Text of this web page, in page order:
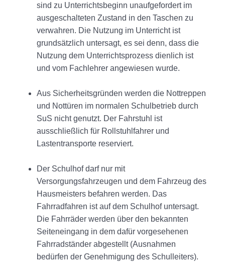
sind zu Unterrichtsbeginn unaufgefordert im
ausgeschalteten Zustand in den Taschen zu
verwahren. Die Nutzung im Unterricht ist
grundsätzlich untersagt, es sei denn, dass die
Nutzung dem Unterrichtsprozess dienlich ist
und vom Fachlehrer angewiesen wurde.
Aus Sicherheitsgründen werden die Nottreppen
und Nottüren im normalen Schulbetrieb durch
SuS nicht genutzt. Der Fahrstuhl ist
ausschließlich für Rollstuhlfahrer und
Lastentransporte reserviert.
Der Schulhof darf nur mit
Versorgungsfahrzeugen und dem Fahrzeug des
Hausmeisters befahren werden. Das
Fahrradfahren ist auf dem Schulhof untersagt.
Die Fahrräder werden über den bekannten
Seiteneingang in dem dafür vorgesehenen
Fahrradständer abgestellt (Ausnahmen
bedürfen der Genehmigung des Schulleiters).